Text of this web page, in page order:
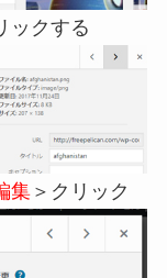
ックする
集＞クリック